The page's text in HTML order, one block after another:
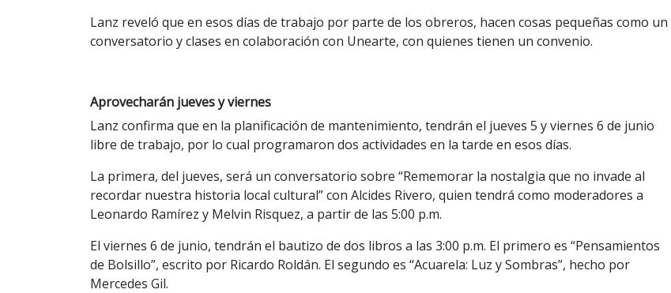
Lanz reveló que en esos días de trabajo por parte de los obreros, hacen cosas pequeñas como un
conversatorio y clases en colaboración con Unearte, con quienes tienen un convenio.
Aprovecharán jueves y viernes
Lanz confirma que en la planificación de mantenimiento, tendrán el jueves 5 y viernes 6 de junio
libre de trabajo, por lo cual programaron dos actividades en la tarde en esos días.
La primera, del jueves, será un conversatorio sobre “Rememorar la nostalgia que no invade al
recordar nuestra historia local cultural” con Alcides Rivero, quien tendrá como moderadores a
Leonardo Ramírez y Melvin Risquez, a partir de las 5:00 p.m.
El viernes 6 de junio, tendrán el bautizo de dos libros a las 3:00 p.m. El primero es “Pensamientos
de Bolsillo”, escrito por Ricardo Roldán. El segundo es “Acuarela: Luz y Sombras”, hecho por
Mercedes Gil.